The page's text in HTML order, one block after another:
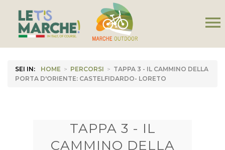
menu
SEI IN: HOME > PERCORSI > TAPPA 3 - IL CAMMINO DELLA
PORTA D'ORIENTE: CASTELFIDARDO- LORETO
TAPPA 3 - IL
CAMMINO DELLA